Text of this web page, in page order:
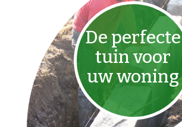
De perfecte
tuin voor
uw woning